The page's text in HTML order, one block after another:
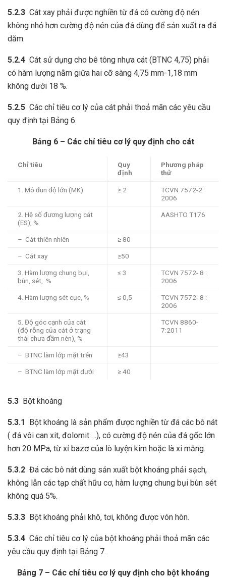
5.2.3 Cát xay phải được nghiền từ đá có cường độ nén
không nhỏ hơn cường độ nén của đá dùng để sản xuất ra đá
dăm.
5.2.4 Cát sử dụng cho bê tông nhựa cát (BTNC 4,75) phải
có hàm lượng nằm giữa hai cỡ sàng 4,75 mm-1,18 mm
không dưới 18 %.
5.2.5 Các chỉ tiêu cơ lý của cát phải thoả mãn các yêu cầu
quy định tại Bảng 6.
Bảng 6 – Các chỉ tiêu cơ lý quy định cho cát
Chỉ tiêu
Quy
định
Phương pháp
thử
1. Mô đun độ lớn (MK) ≥ 2
TCVN 7572-2:
2006
2. Hệ số đương lượng cát
(ES), %
AASHTO T176
– Cát thiên nhiên ≥ 80
– Cát xay ≥50
3. Hàm lượng chung bụi,
bùn, sét, %
≤ 3
TCVN 7572- 8 :
2006
4. Hàm lượng sét cục, % ≤ 0,5
TCVN 7572- 8 :
2006
5. Độ góc cạnh của cát
(độ rỗng của cát ở trạng
thái chưa đầm nén), %
TCVN 8860-
7:2011
– BTNC làm lớp mặt trên ≥43
– BTNC làm lớp mặt dưới ≥ 40
5.3 Bột khoáng
5.3.1 Bột khoáng là sản phẩm được nghiền từ đá các bô nát
( đá vôi can xit, đolomit …), có cường độ nén của đá gốc lớn
hơn 20 MPa, từ xỉ bazơ của lò luyện kim hoặc là xi măng.
5.3.2 Đá các bô nát dùng sản xuất bột khoáng phải sạch,
không lẫn các tạp chất hữu cơ, hàm lượng chung bụi bùn sét
không quá 5%.
5.3.3 Bột khoáng phải khô, tơi, không được vón hòn.
5.3.4 Các chỉ tiêu cơ lý của bột khoáng phải thoả mãn các
yêu cầu quy định tại Bảng 7.
Bảng 7 – Các chỉ tiêu cơ lý quy định cho bột khoáng